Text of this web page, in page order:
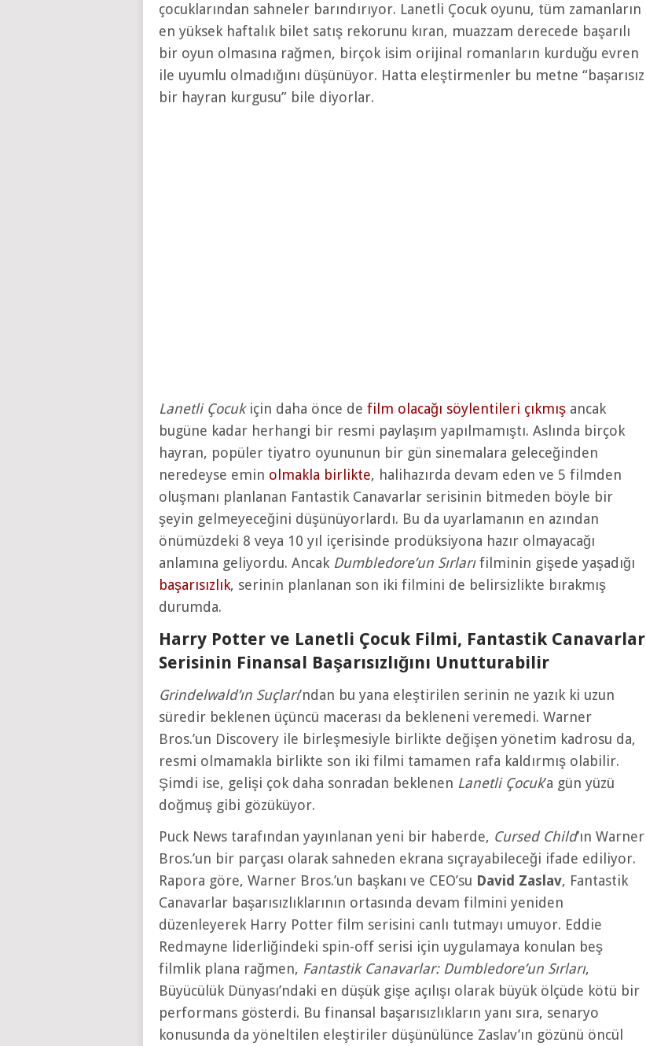
çocuklarından sahneler barındırıyor. Lanetli Çocuk oyunu, tüm zamanların
en yüksek haftalık bilet satış rekorunu kıran, muazzam derecede başarılı
bir oyun olmasına rağmen, birçok isim orijinal romanların kurduğu evren
ile uyumlu olmadığını düşünüyor. Hatta eleştirmenler bu metne “başarısız
bir hayran kurgusu” bile diyorlar.
Lanetli Çocukiçin daha önce de film olacağı söylentileri çıkmış ancak
bugüne kadar herhangi bir resmi paylaşım yapılmamıştı. Aslında birçok
hayran, popüler tiyatro oyununun bir gün sinemalara geleceğinden
neredeyse emin olmakla birlikte, halihazırda devam eden ve 5 filmden
oluşmanı planlanan Fantastik Canavarlar serisinin bitmeden böyle bir
şeyin gelmeyeceğini düşünüyorlardı. Bu da uyarlamanın en azından
önümüzdeki 8 veya 10 yıl içerisinde prodüksiyona hazır olmayacağı
anlamına geliyordu. Ancak Dumbledore’un Sırlarıfilminin gişede yaşadığı
başarısızlık, serinin planlanan son iki filmini de belirsizlikte bırakmış
durumda.
Harry Potter ve Lanetli Çocuk Filmi, Fantastik Canavarlar
Serisinin Finansal Başarısızlığını Unutturabilir
Grindelwald’ın Suçları’ndan bu yana eleştirilen serinin ne yazık ki uzun
süredir beklenen üçüncü macerası da bekleneni veremedi. Warner
Bros.’un Discovery ile birleşmesiyle birlikte değişen yönetim kadrosu da,
resmi olmamakla birlikte son iki filmi tamamen rafa kaldırmış olabilir.
Şimdi ise, gelişi çok daha sonradan beklenen Lanetli Çocuk’a gün yüzü
doğmuş gibi gözüküyor.
Puck News tarafından yayınlanan yeni bir haberde, Cursed Child’ın Warner
Bros.’un bir parçası olarak sahneden ekrana sıçrayabileceği ifade ediliyor.
Rapora göre, Warner Bros.’un başkanı ve CEO’su David Zaslav, Fantastik
Canavarlar başarısızlıklarının ortasında devam filmini yeniden
düzenleyerek Harry Potter film serisini canlı tutmayı umuyor. Eddie
Redmayne liderliğindeki spin-off serisi için uygulamaya konulan beş
filmlik plana rağmen, Fantastik Canavarlar: Dumbledore’un Sırları,
Büyücülük Dünyası’ndaki en düşük gişe açılışı olarak büyük ölçüde kötü bir
performans gösterdi. Bu finansal başarısızlıkların yanı sıra, senaryo
konusunda da yöneltilen eleştiriler düşünülünce Zaslav’ın gözünü öncül